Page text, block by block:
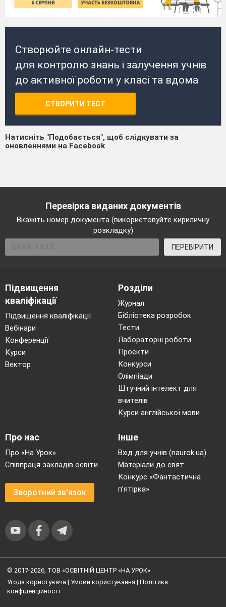
Створюйте онлайн-тести
для контролю знань і залучення учнів
до активної роботи у класі та вдома
СТВОРИТИ ТЕСТ
Натисніть "Подобається", щоб слідкувати за
оновленнями на Facebook
Перевірка виданих документів
Вкажіть номер документа (використовуйте кириличну
розкладку)
ПЕРЕВІРИТИ
Підвищення
кваліфікації
Підвищення кваліфікації
Вебінари
Конференції
Курси
Вектор
Розділи
Журнал
Бібліотека розробок
Тести
Лабораторні роботи
Проєкти
Конкурси
Олімпіади
Штучний інтелект для
вчителів
Курси англійської мови
Про нас
Про «На Урок»
Співпраця закладів освіти
Зворотний зв'язок
Інше
Вхід для учнів (naurok.ua)
Матеріали до свят
Конкурс «Фантастична
п’ятірка»
© 2017-2026, ТОВ «ОСВІТНІЙ ЦЕНТР «НА УРОК»
Угода користувача | Умови користування | Політика
конфіденційності